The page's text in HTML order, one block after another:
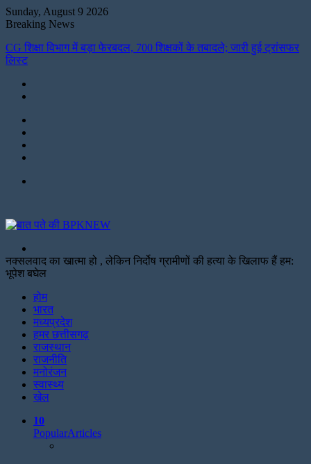
Sunday, August 9 2026
Breaking News
CG शिक्षा विभाग में बड़ा फेरबदल, 700 शिक्षकों के तबादले; जारी हुई ट्रांसफर
लिस्ट
for
नक्सलवाद का खात्मा हो , लेकिन निर्दोष ग्रामीणों की हत्या के खिलाफ हैं हम:
भूपेश बघेल
होम
भारत
मध्यप्रदेश
हमर छत्तीसगढ़
राजस्थान
राजनीति
मनोरंजन
स्वास्थ्य
खेल
10
PopularArticles